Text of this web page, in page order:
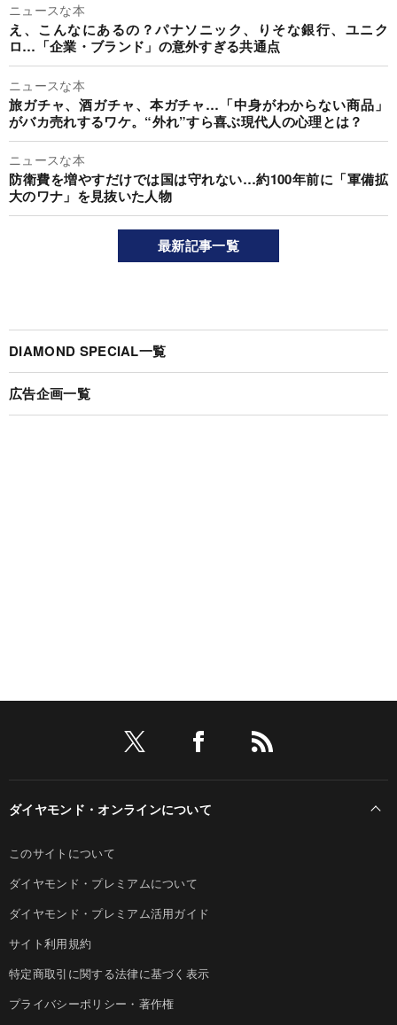
ニュースな本
え、こんなにあるの？パナソニック、りそな銀行、ユニク
ロ…「企業・ブランド」の意外すぎる共通点
ニュースな本
旅ガチャ、酒ガチャ、本ガチャ…「中身がわからない商品」
がバカ売れするワケ。“外れ”すら喜ぶ現代人の心理とは？
ニュースな本
防衛費を増やすだけでは国は守れない…約100年前に「軍備拡
大のワナ」を見抜いた人物
最新記事一覧
DIAMOND SPECIAL一覧
広告企画一覧
ダイヤモンド・オンラインについて
このサイトについて
ダイヤモンド・プレミアムについて
ダイヤモンド・プレミアム活用ガイド
サイト利用規約
特定商取引に関する法律に基づく表示
プライバシーポリシー・著作権